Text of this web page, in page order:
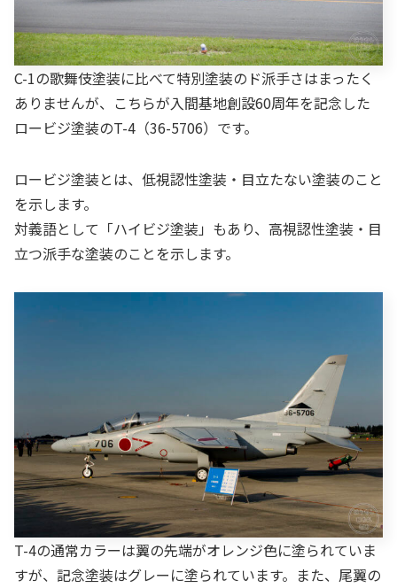
C-1の歌舞伎塗装に比べて特別塗装のド派手さはまったく
ありませんが、こちらが入間基地創設60周年を記念した
ロービジ塗装のT-4（36-5706）です。
ロービジ塗装とは、低視認性塗装・目立たない塗装のこと
を示します。
対義語として「ハイビジ塗装」もあり、高視認性塗装・目
立つ派手な塗装のことを示します。
T-4の通常カラーは翼の先端がオレンジ色に塗られていま
すが、記念塗装はグレーに塗られています。また、尾翼の